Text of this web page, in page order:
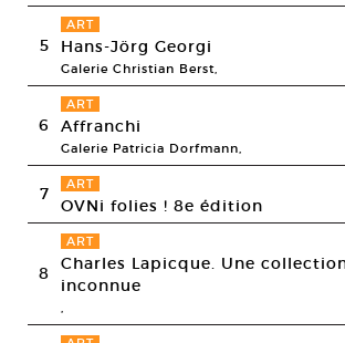
5
ART
Hans-Jörg Georgi
Galerie Christian Berst,
6
ART
Affranchi
Galerie Patricia Dorfmann,
7 ART
OVNi folies ! 8e édition
8
ART
Charles Lapicque. Une
inconnue
,